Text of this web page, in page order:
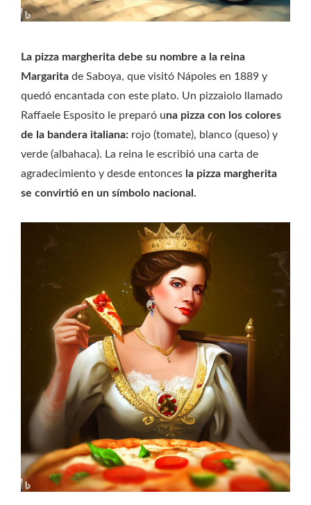
La pizza margherita debe su nombre a la reina
Margarita de Saboya, que visitó Nápoles en 1889 y
quedó encantada con este plato. Un pizzaiolo llamado
Raffaele Esposito le preparó una pizza con los colores
de la bandera italiana: rojo (tomate), blanco (queso) y
verde (albahaca). La reina le escribió una carta de
agradecimiento y desde entonces la pizza margherita
se convirtió en un símbolo nacional.